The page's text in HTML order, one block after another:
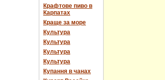
Крафтове пиво в
Карпатах
Краще за море
Культура
Культура
Культура
Культура
Купання в чанах